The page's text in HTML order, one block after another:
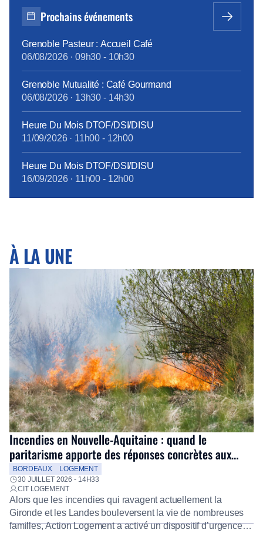
Prochains événements
Grenoble Pasteur : Accueil Café
06/08/2026· 09h30 - 10h30
Grenoble Mutualité : Café Gourmand
06/08/2026· 13h30 - 14h30
Heure Du Mois DTOF/DSI/DISU
11/09/2026· 11h00 - 12h00
Heure Du Mois DTOF/DSI/DISU
16/09/2026· 11h00 - 12h00
À LA UNE
Incendies en Nouvelle-Aquitaine : quand le
paritarisme apporte des réponses concrètes aux
salariés
BORDEAUX
LOGEMENT
30 JUILLET 2026 - 14H33
CIT LOGEMENT
Alors que les incendies qui ravagent actuellement la
Gironde et les Landes bouleversent la vie de nombreuses
familles, Action Logement a activé un dispositif d’urgence